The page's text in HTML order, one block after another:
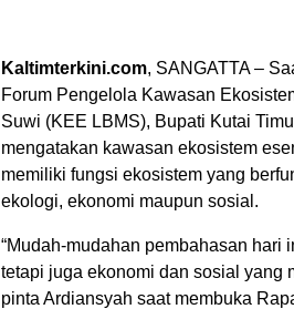
Kaltimterkini.com, SANGATTA –
Forum Pengelola Kawasan
Suwi (KEE LBMS), Bupati Kutai
mengatakan kawasan ekosistem
memiliki fungsi ekosistem yang
ekologi, ekonomi maupun sosial.
“Mudah-mudahan pembahasan hari
tetapi juga ekonomi dan sosial yang
pinta Ardiansyah saat membuka